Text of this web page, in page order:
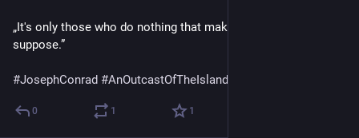
„It's only those who do nothing that make no mistakes, I
suppose.”
#JosephConrad #AnOutcastOfTheIslands
0 1 1